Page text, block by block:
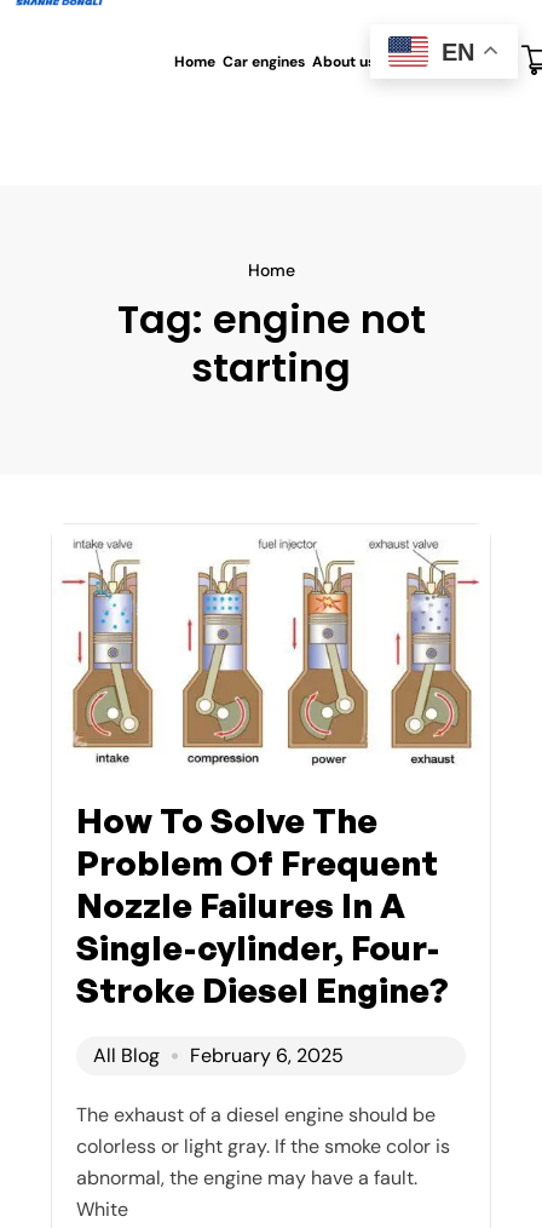
Home Car engines About us All blog Contact us
Home
Tag: engine not
starting
How To Solve The
Problem Of Frequent
Nozzle Failures In A
Single-cylinder, Four-
Stroke Diesel Engine?
All Blog February 6, 2025
The exhaust of a diesel engine should be
colorless or light gray. If the smoke color is
abnormal, the engine may have a fault.
White
EN